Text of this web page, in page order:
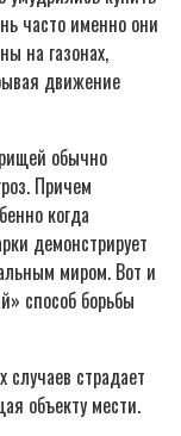
часто именно они
на газонах,
движение
обычно
Причем
когда
демонстрирует
миром. Вот и
способ борьбы
страдает
объекту мести.